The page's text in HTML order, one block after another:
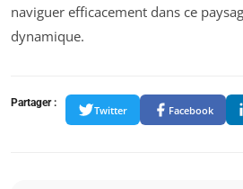
naviguer efficacement dans ce
dynamique.
Partager :
Twitter Facebook